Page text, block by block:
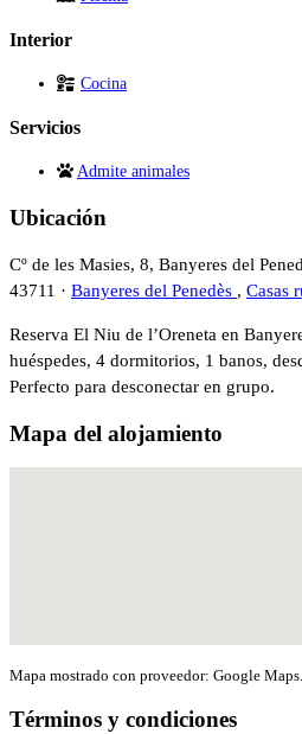
Interior
Cocina
Servicios
Admite animales
Ubicación
Cº de les Masies, 8, Banyeres del
43711 · Banyeres del Penedès , Casas
Reserva El Niu de l’Oreneta en
huéspedes, 4 dormitorios, 1 banos,
Perfecto para desconectar en grupo.
Mapa del alojamiento
Mapa mostrado con proveedor: Google Maps.
Términos y condiciones